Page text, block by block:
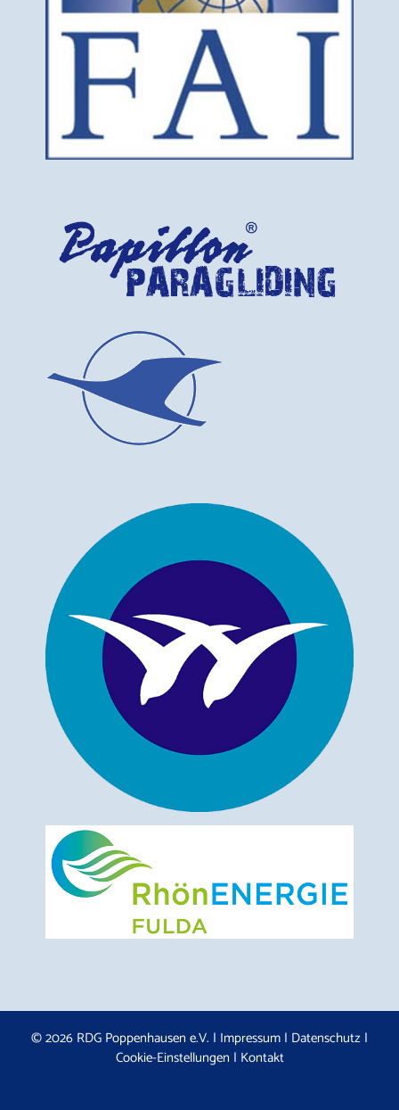
© 2026 RDG Poppenhausen e.V. | Impressum | Datenschutz |
Cookie-Einstellungen | Kontakt